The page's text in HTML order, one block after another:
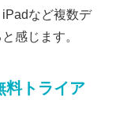
など複数デ
感じます。
料トライア